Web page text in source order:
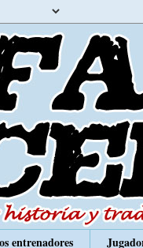
entrenadores